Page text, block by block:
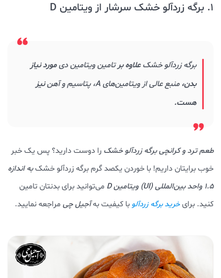
1. برگه زردآلو خشک سرشار از ویتامین D
برگه زردآلو خشکعلاوه برتامین ویتامین دیمورد نیاز
بدن، منبع عالی از ویتامین‌های A، پتاسیم و آهن
نیز
هست.
طعم ترد و کرانچی برگه زردآلو خشک را دوست دارید؟ پس یک خبر
خوب برایتان داریم! با خوردن یکصد گرم برگه زردآلو خشکبه اندازه
۱.۵ واحد بین‌المللی (UI) ویتامین D
می‌توانید برای بدنتان تامین
کنید. برایخرید برگه زردآلوبا کیفیت بهآجیل چی مراجعه نمایید.